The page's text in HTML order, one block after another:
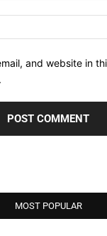
and website in
MOST POPULAR